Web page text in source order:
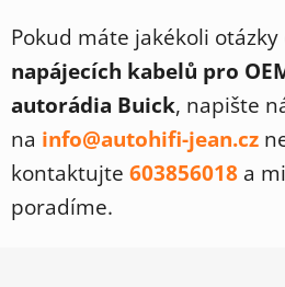
l
á
d
a
c
í
p
Pokud máte jakékoli
napájecích kabelů pro
autorádia Buick, napište
na info@autohifi-jean.cz
kontaktujte 603856018 a
poradíme.